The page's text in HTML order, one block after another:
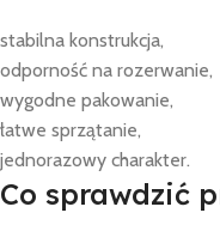
stabilna konstrukcja,
odporność na rozerwanie,
wygodne pakowanie,
łatwe sprzątanie,
jednorazowy charakter.
Co sprawdzić